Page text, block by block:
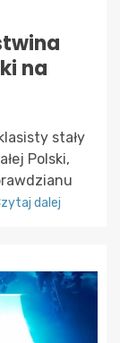
na
stały
Polski,
dalej